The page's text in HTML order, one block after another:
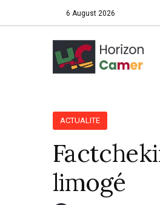
6 August 2026
ACTUALITE
limogé